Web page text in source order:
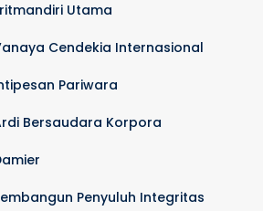
Utama
Cendekia Internasional
Pariwara
Bersaudara Korpora
Penyuluh Integritas